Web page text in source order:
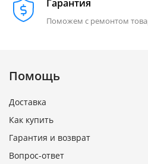
Гарантия
Поможем с ремонтом
Помощь
Доставка
Как купить
Гарантия и возврат
Вопрос-ответ